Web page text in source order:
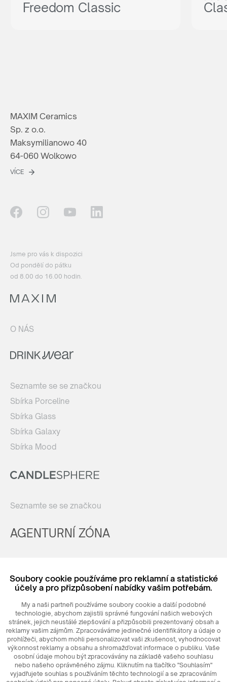
Freedom Classic
MAXIM Ceramics
Sp. z o.o.
Maksymilianowo 40
64-060 Wolkowo
VÍCE
Jsme pro vás k dispozici
Od pondělí do pátku
od 8.00 do 16.00 hodin.
O NÁS
Seznamte se se značkou
Sbírka Porceline
Sbírka Glass
Sbírka Galaxy
Sbírka Mood
Seznamte se se značkou
AGENTURNÍ ZÓNA
Login
© 2026MAXIM Ceramics Sp. z o. o.
Soubory cookie používáme pro reklamní a statistické
účely a pro přizpůsobení nabídky vašim potřebám.
My a naši partneři používáme soubory cookie a další podobné
technologie, abychom zajistili správné fungování našich webových
stránek, jejich neustálé zlepšování a přizpůsobili prezentovaný obsah a
reklamy vašim zájmům. Zpracováváme jedinečné identifikátory a údaje o
prohlížeči, abychom mohli personalizovat vaši zkušenost, vyhodnocovat
výkonnost reklamy a obsahu a shromažďovat informace o publiku. Vaše
osobní údaje mohou být zpracovávány na základě vašeho souhlasu
nebo našeho oprávněného zájmu. Kliknutím na tlačítko "Souhlasím"
vyjadřujete souhlas s používáním těchto technologií a se zpracováním